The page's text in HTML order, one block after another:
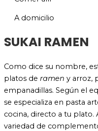
A domicilio
SUKAI RAMEN
Como dice su nombre,
platos de ramen y arroz,
empanadillas. Según el
se especializa en pasta
cocina, directo a tu plato.
variedad de